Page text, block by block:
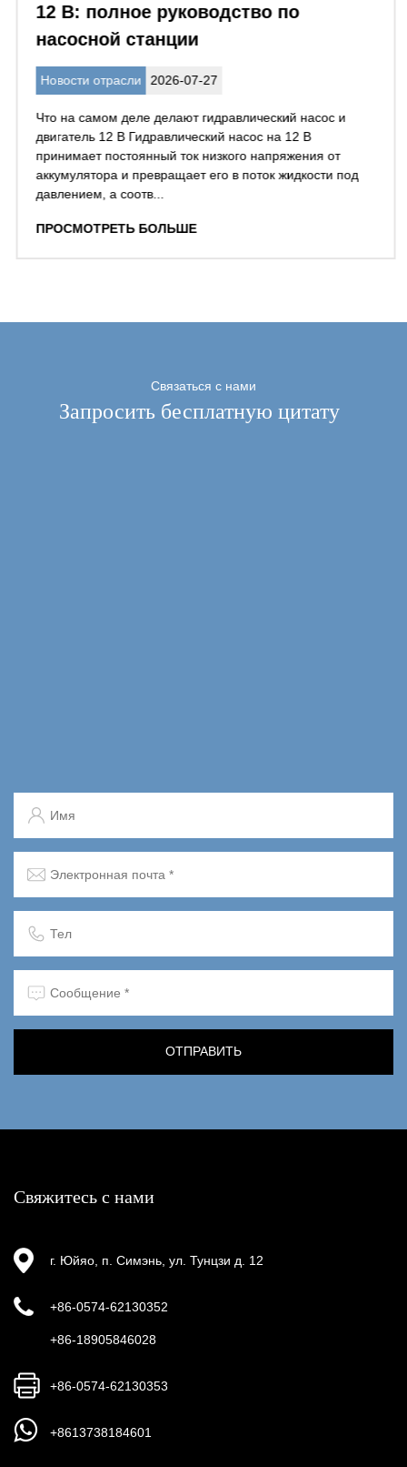
12 В: полное руководство по
насосной станции
Новости отрасли 2026-07-27
Что на самом деле делают гидравлический насос и
двигатель 12 В Гидравлический насос на 12 В
принимает постоянный ток низкого напряжения от
аккумулятора и превращает его в поток жидкости под
давлением, а соотв...
ПРОСМОТРЕТЬ БОЛЬШЕ
Связаться с нами
Запросить бесплатную цитату
Свяжитесь с нами
г. Юйяо, п. Симэнь, ул. Тунцзи д. 12
+86-0574-62130352
+86-18905846028
+86-0574-62130353
+8613738184601